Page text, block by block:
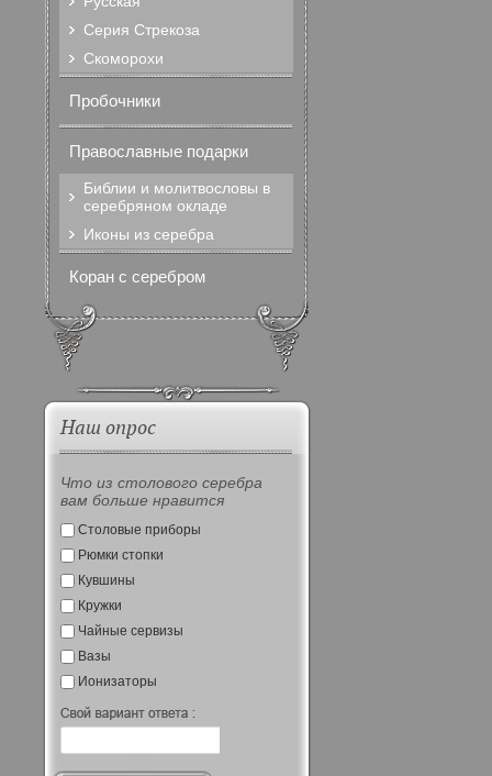
Серия Стрекоза
Скоморохи
Пробочники
Православные подарки
Библии и молитвословы в
серебряном окладе
Иконы из серебра
Коран с серебром
Наш опрос
Что из столового серебра
вам больше нравится
Столовые приборы
Рюмки стопки
Кувшины
Кружки
Чайные сервизы
Вазы
Ионизаторы